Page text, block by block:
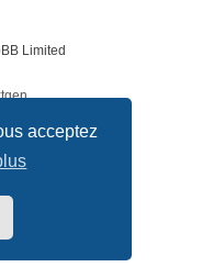
acceptez
Limited